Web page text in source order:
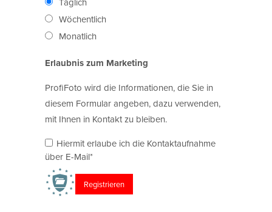
Wöchentlich
Monatlich
Erlaubnis zum Marketing
ProfiFoto wird die Informationen, die Sie in
diesem Formular angeben, dazu verwenden,
mit Ihnen in Kontakt zu bleiben.
Hiermit erlaube ich die Kontaktaufnahme
über E-Mail*